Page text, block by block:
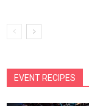
EVENT RECIPES